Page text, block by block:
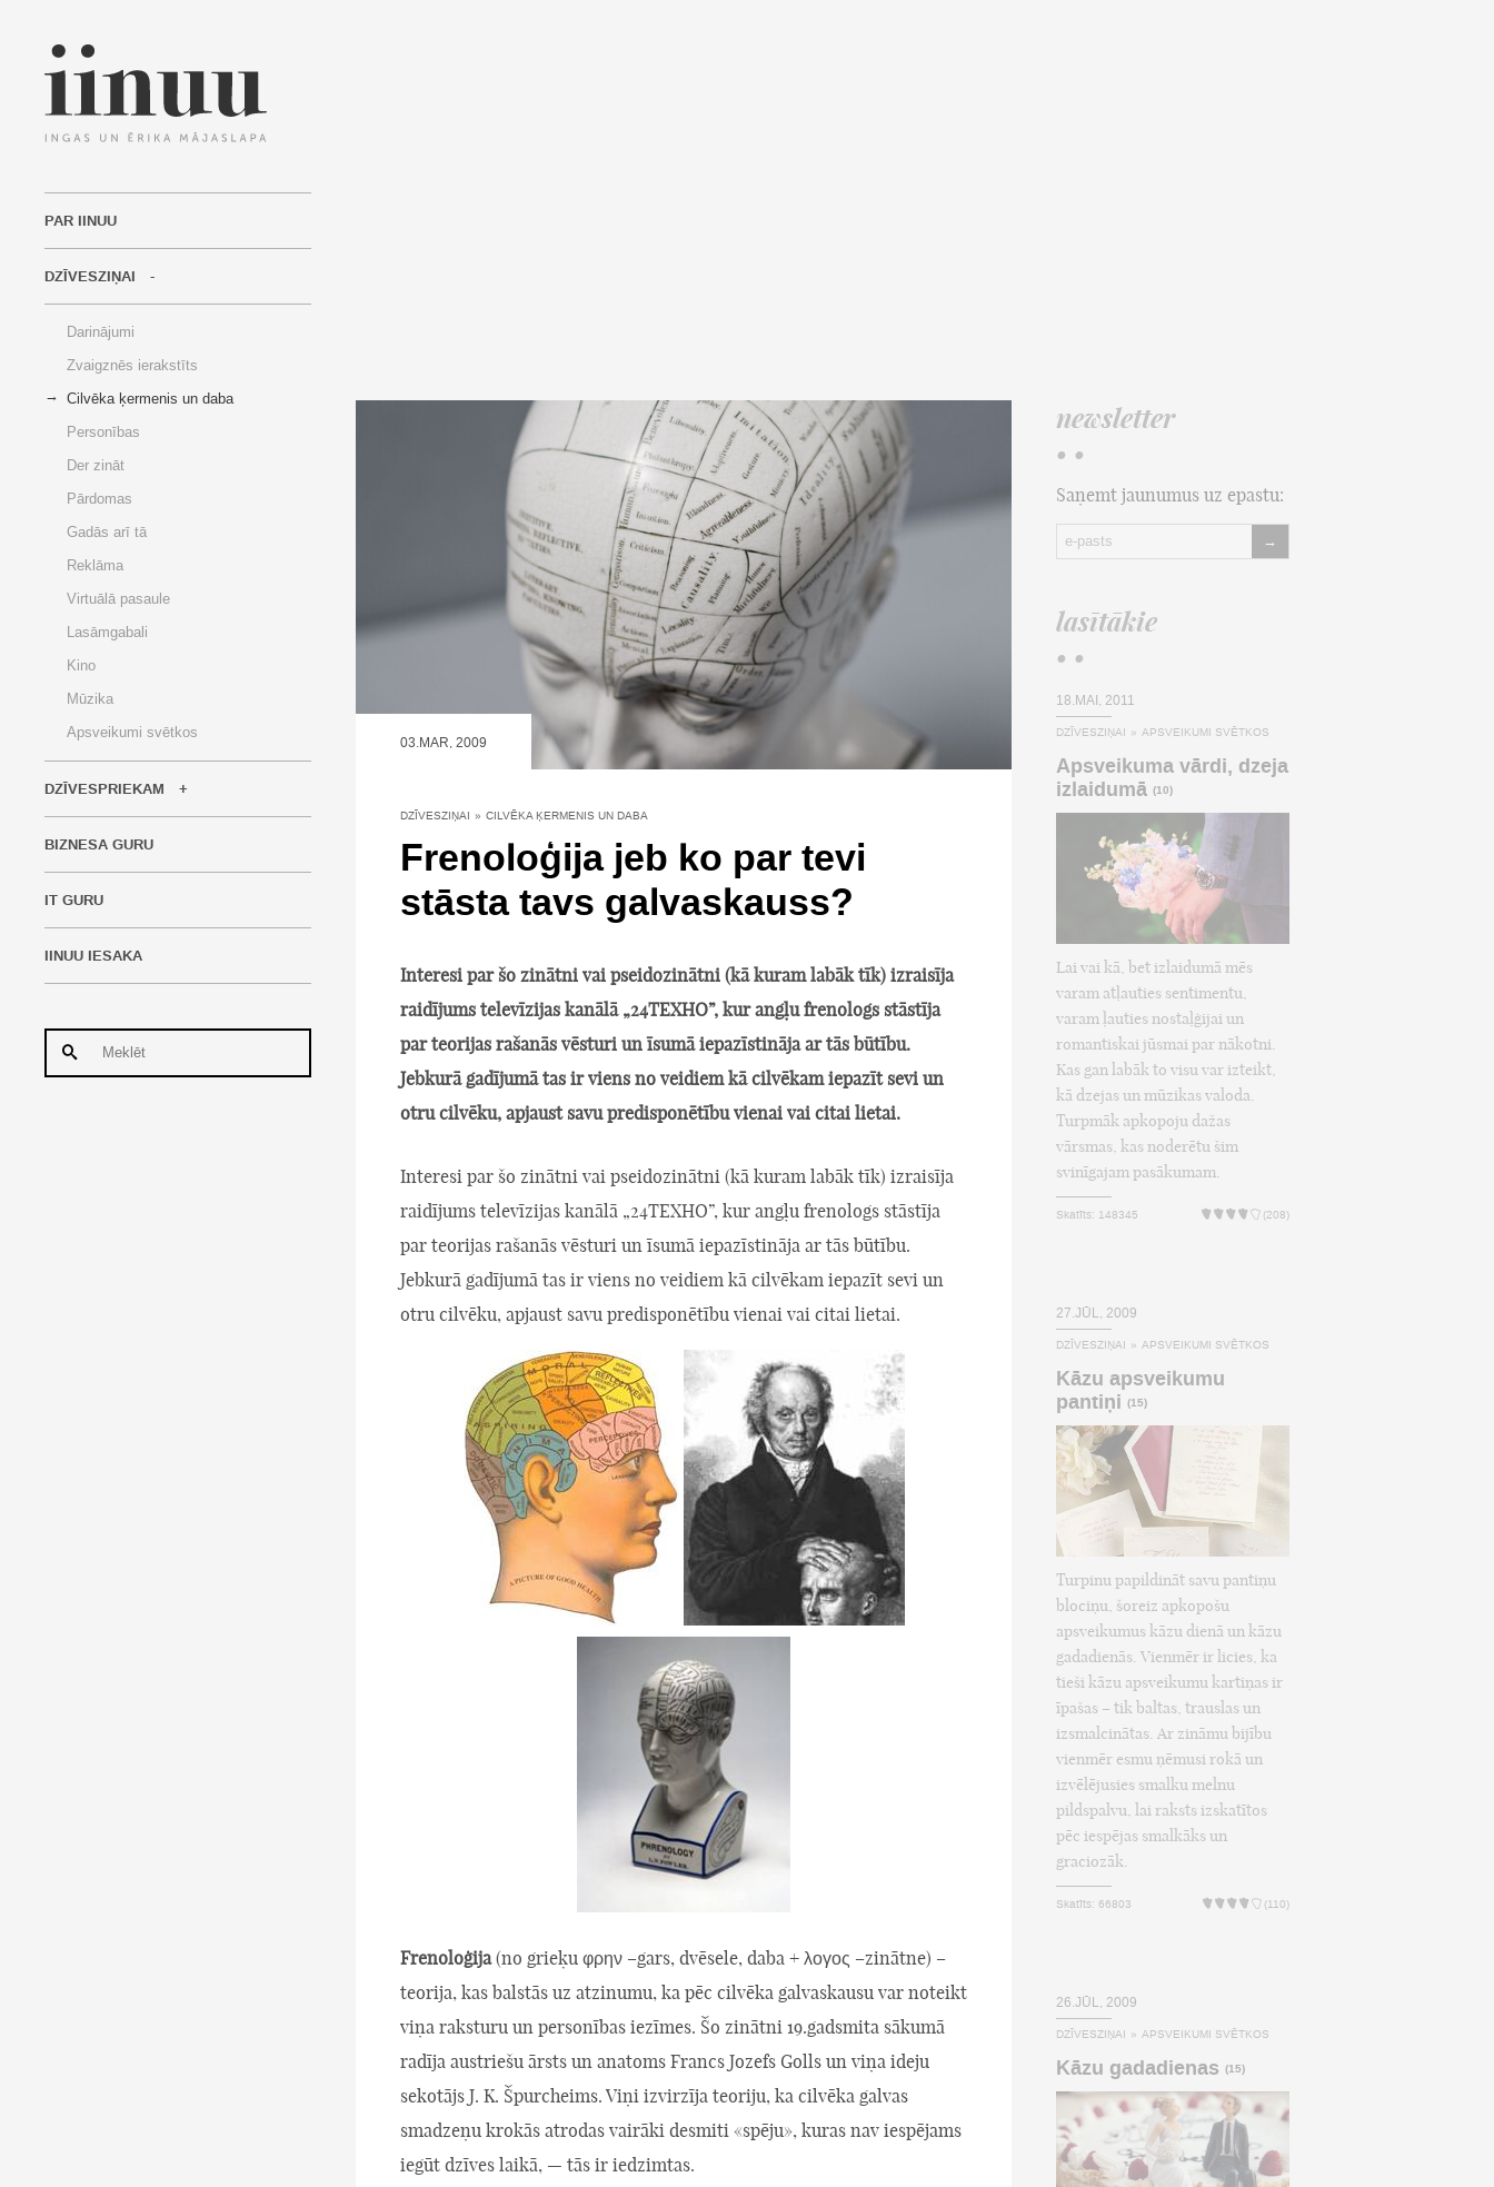
PAR IINUU
DZĪVESZIŅAI
Darinājumi
Zvaigznēs ierakstīts
Cilvēka ķermenis un daba
Personības
Der zināt
Pārdomas
Gadās arī tā
Reklāma
Virtuālā pasaule
Lasāmgabali
Kino
Mūzika
Apsveikumi svētkos
DZĪVESPRIEKAM
BIZNESA GURU
IT GURU
IINUU IESAKA
03.MAR, 2009
DZĪVESZIŅAI » CILVĒKA ĶERMENIS UN DABA
Frenoloģija jeb ko par tevi
stāsta tavs galvaskauss?
Interesi par šo zinātni vai pseidozinātni (kā kuram labāk tīk) izraisīja
raidījums televīzijas kanālā „24TEXHO”, kur angļu frenologs stāstīja
par teorijas rašanās vēsturi un īsumā iepazīstināja ar tās būtību.
Jebkurā gadījumā tas ir viens no veidiem kā cilvēkam iepazīt sevi un
otru cilvēku, apjaust savu predisponētību vienai vai citai lietai.
Interesi par šo zinātni vai pseidozinātni (kā kuram labāk tīk) izraisīja
raidījums televīzijas kanālā „24TEXHO”, kur angļu frenologs stāstīja
par teorijas rašanās vēsturi un īsumā iepazīstināja ar tās būtību.
Jebkurā gadījumā tas ir viens no veidiem kā cilvēkam iepazīt sevi un
otru cilvēku, apjaust savu predisponētību vienai vai citai lietai.
Frenoloģija(no grieķu φρην –gars, dvēsele, daba + λογος –zinātne) –
teorija, kas balstās uz atzinumu, ka pēc cilvēka galvaskausu var noteikt
viņa raksturu un personības iezīmes. Šo zinātni 19.gadsmita sākumā
radīja austriešu ārsts un anatoms Francs Jozefs Golls un viņa ideju
sekotājs J. K. Špurcheims. Viņi izvirzīja teoriju, ka cilvēka galvas
smadzeņu krokās atrodas vairāki desmiti «spēju», kuras nav iespējams
iegūt dzīves laikā, — tās ir iedzimtas.
newsletter
• •
Saņemt jaunumus uz epastu:
→
lasītākie
• •
18.MAI, 2011
DZĪVESZIŅAI » APSVEIKUMI SVĒTKOS
Apsveikuma vārdi, dzeja
izlaidumā (10)
Lai vai kā, bet izlaidumā mēs
varam atļauties sentimentu,
varam ļauties nostaļģijai un
romantiskai jūsmai par nākotni.
Kas gan labāk to visu var izteikt,
kā dzejas un mūzikas valoda.
Turpmāk apkopoju dažas
vārsmas, kas noderētu šim
svinīgajam pasākumam.
Skatīts: 148345 (208)
27.JŪL, 2009
DZĪVESZIŅAI » APSVEIKUMI SVĒTKOS
Kāzu apsveikumu
pantiņi (15)
Turpinu papildināt savu pantiņu
blociņu, šoreiz apkopošu
apsveikumus kāzu dienā un kāzu
gadadienās. Vienmēr ir licies, ka
tieši kāzu apsveikumu kartiņas ir
īpašas – tik baltas, trauslas un
izsmalcinātas. Ar zināmu bijību
vienmēr esmu ņēmusi rokā un
izvēlējusies smalku melnu
pildspalvu, lai raksts izskatītos
pēc iespējas smalkāks un
graciozāk.
Skatīts: 66803 (110)
26.JŪL, 2009
DZĪVESZIŅAI » APSVEIKUMI SVĒTKOS
Kāzu gadadienas (15)